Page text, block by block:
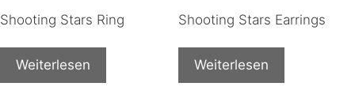
Shooting Stars Ring
Weiterlesen
Shooting Stars Earrings
Weiterlesen